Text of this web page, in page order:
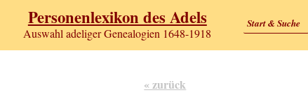
Personenlexikon des Adels
Auswahl adeliger Genealogien 1648-1918
Start & Suche
« zurück